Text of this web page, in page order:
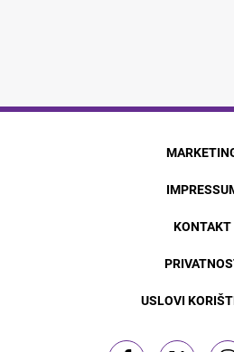
KONTAKT
USLOVI